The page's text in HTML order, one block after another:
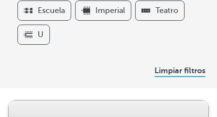
l
t
e
r
Escuela Imperial Teatro
U
Limpiar filtros